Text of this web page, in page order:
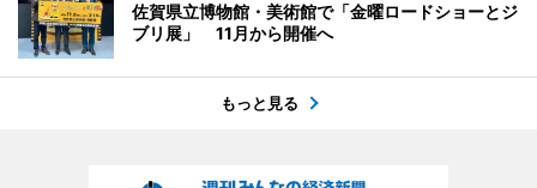
佐賀県立博物館・美術館で「金曜ロードショーとジ
ブリ展」 11月から開催へ
もっと見る